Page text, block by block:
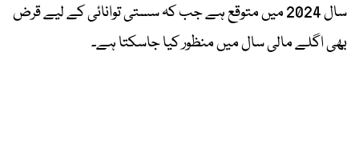
سال 2024 میں متوقع ہے جب کہ سستی توانائی کے لیے قرض
بھی اگلے مالی سال میں منظور کیا جاسکتا ہے۔